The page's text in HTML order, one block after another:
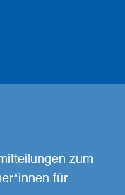
zum
für